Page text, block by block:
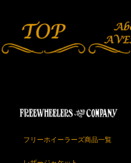
フリーホイーラーズ商品一覧